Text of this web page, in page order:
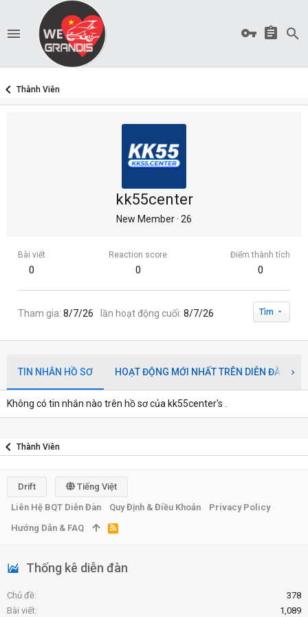
Thành Viên
kk55center
New Member· 26
Bài viết
0
Reaction score
0
Điểm thành tích
0
Tham gia 8/7/26 lần hoạt động cuối 8/7/26 Tìm
TIN NHẮN HỒ SƠ HOẠT ĐỘNG MỚI NHẤT TRÊN DIỄN ĐÀN
Không có tin nhắn nào trên hồ sơ của kk55center's .
Thành Viên
Thống kê diễn đàn
Chủ đề
378
Bài viết
1,089
Drift
Tiếng Việt
Liên Hệ BQT Diễn Đàn
Quy Định & Điều Khoản
Privacy Policy
Hướng Dẫn & FAQ
R
S